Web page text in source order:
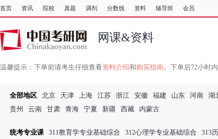
首页 资讯 院校 真题 调剂 分数线 资料 辅导班 会员
网课&资料
温馨提示： 下单前请考生仔细查看资料介绍和 购买指南。下单后72小时
全部地区 北京 天津 上海 江苏 浙江 安徽 福建 山东 河南
湖
贵州
云南 甘肃 青海 宁夏 新疆 西藏 内蒙古
统考专业课 311教育学专业基础综合 312心理学专业基础综合
313